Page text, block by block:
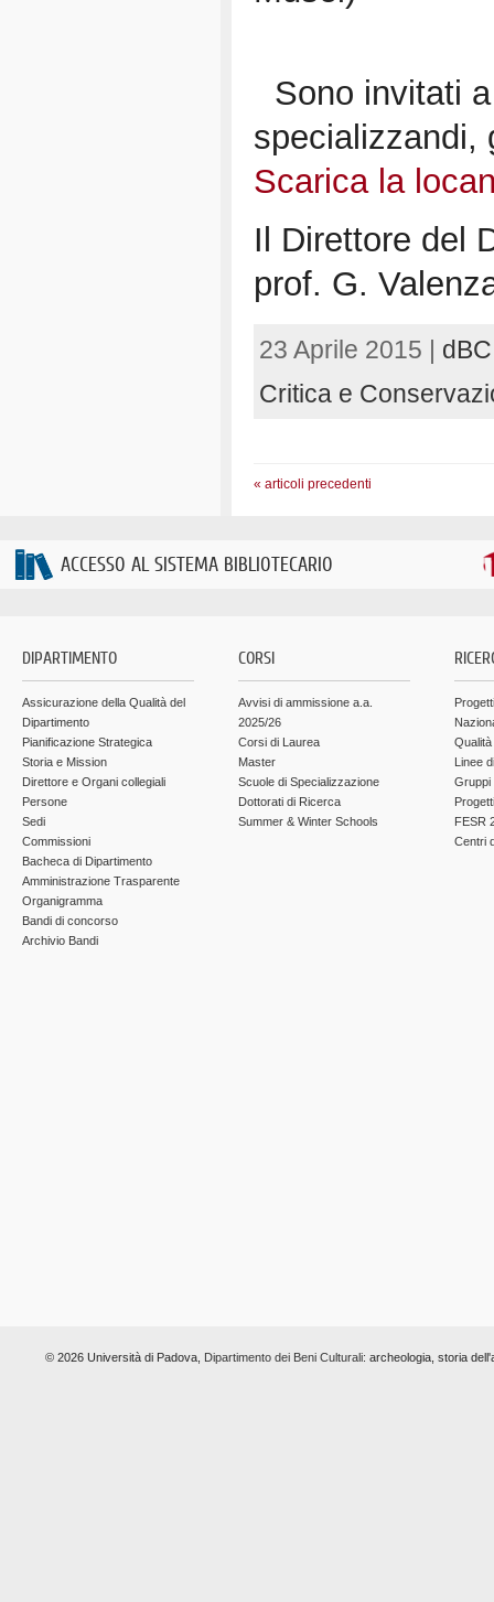
Sono invitati
specializzandi,
Scarica la
Il Direttore del
prof. G.
23 Aprile 2015 |
Critica e
« articoli precedenti
ACCESSO AL SISTEMA BIBLIOTECARIO
DIPARTIMENTO
Assicurazione della Qualità del
Dipartimento
Pianificazione Strategica
Storia e Mission
Direttore e Organi collegiali
Persone
Sedi
Commissioni
Bacheca di Dipartimento
Amministrazione Trasparente
Organigramma
Bandi di concorso
Archivio Bandi
CORSI
Avvisi di ammissione a.a.
2025/26
Corsi di Laurea
Master
Scuole di Specializzazione
Dottorati di Ricerca
Summer & Winter Schools
Linee
Gruppi
FESR
Centri
© 2026 Università di Padova, Dipartimento dei Beni Culturali: archeologia, storia